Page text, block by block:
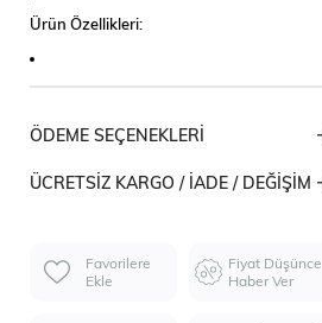
Ürün Özellikleri:
ÖDEME SEÇENEKLERI
ÜCRETSIZ KARGO / İADE / DEĞIŞIM
Favorilere
Ekle
Fiyat Düşünce
Haber Ver